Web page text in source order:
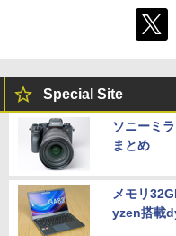
Special Site
ソニーミ
まとめ
メモリ
yzen搭載